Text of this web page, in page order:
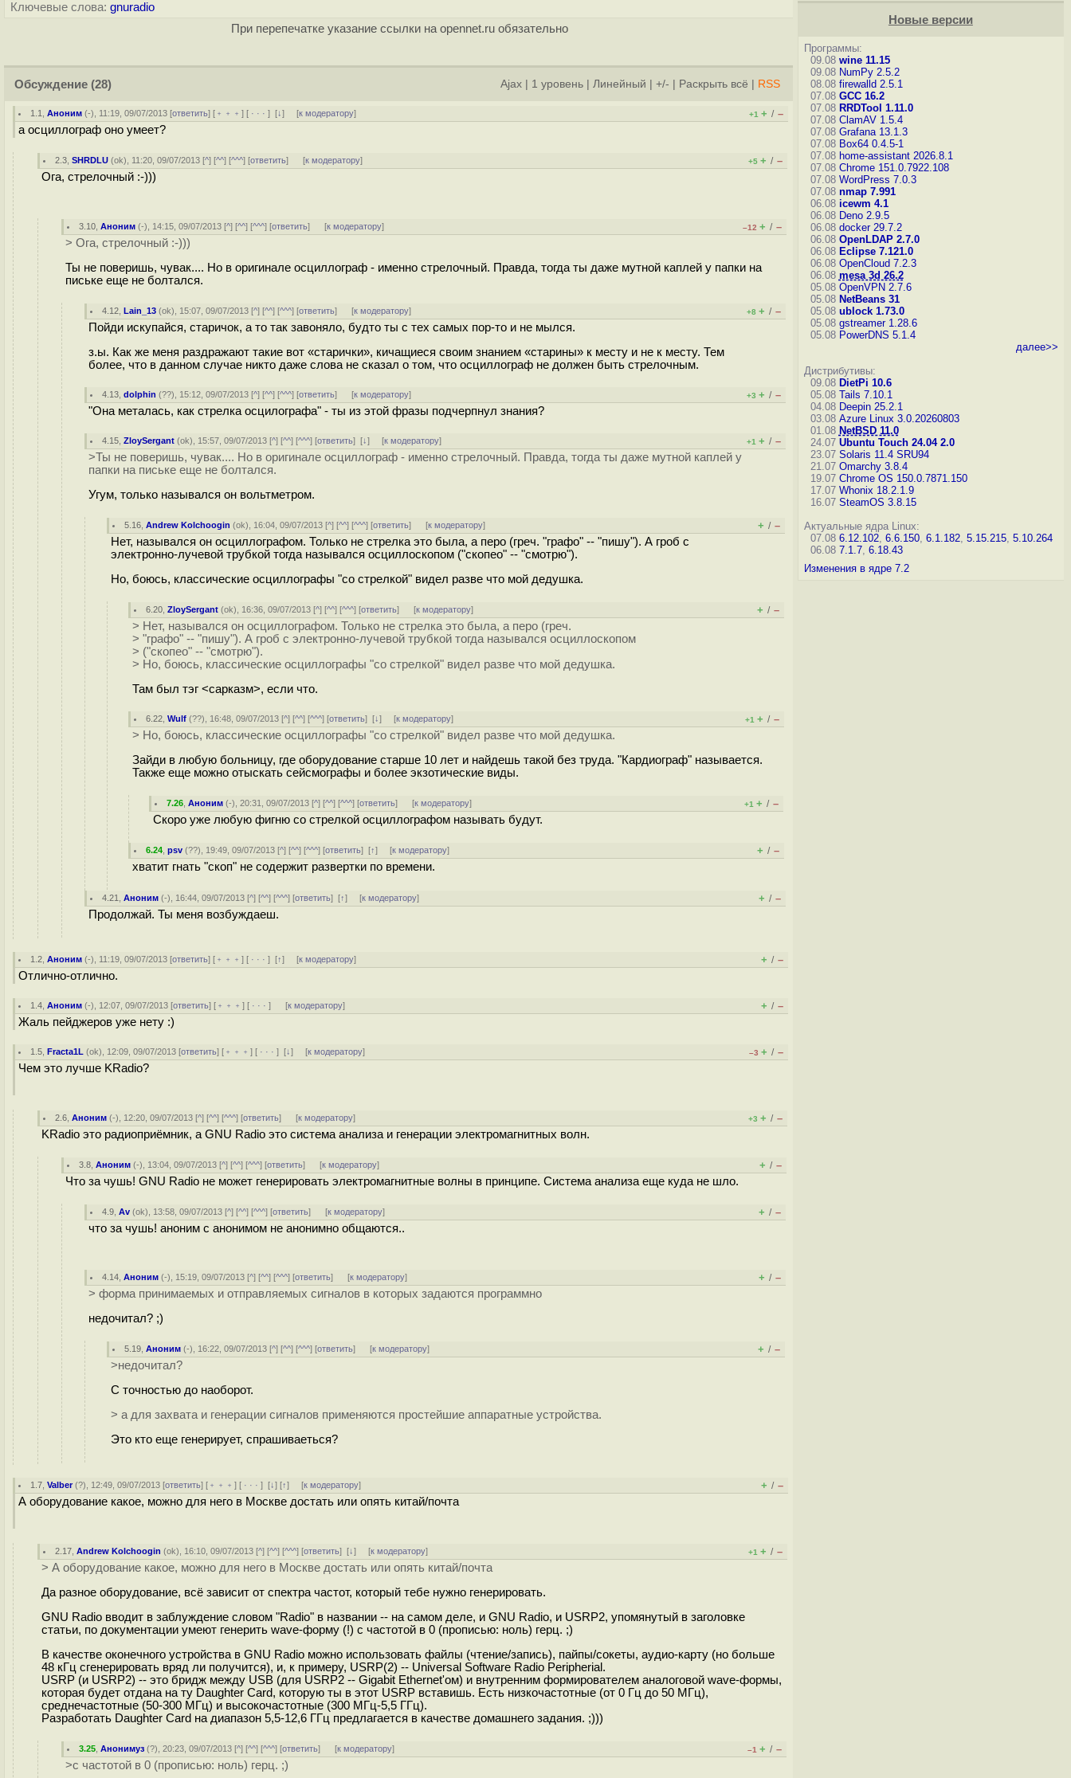
Ключевые слова: gnuradio
При перепечатке указание ссылки на opennet.ru обязательно
Обсуждение (28) Ajax 1 уровень Линейный +/- Раскрыть всё RSS
1.1 ,Аноним (-), 11:19, 09/07/2013 [ответить] [ ﹢﹢﹢] [ · · ·][↓] [к модератору] +1 + / –
а осциллограф оно умеет?
2.3 ,SHRDLU (ok), 11:20, 09/07/2013 [^] [^^] [^^^] [ответить] [к модератору] +5 + / –
Ога, стрелочный :-)))
3.10 ,Аноним (-), 14:15, 09/07/2013 [^] [^^] [^^^] [ответить] [к модератору] –12 + / –
> Ога, стрелочный :-)))
Ты не поверишь, чувак.... Но в оригинале осциллограф - именно стрелочный. Правда, тогда ты даже мутной каплей у папки на
письке еще не болтался.
4.12 ,Lain_13 (ok), 15:07, 09/07/2013 [^] [^^] [^^^] [ответить] [к модератору] +8 + / –
Пойди искупайся, старичок, а то так завоняло, будто ты с тех самых пор-то и не мылся.
з.ы. Как же меня раздражают такие вот «старички», кичащиеся своим знанием «старины» к месту и не к месту. Тем
более, что в данном случае никто даже слова не сказал о том, что осциллограф не должен быть стрелочным.
4.13 ,dolphin (??), 15:12, 09/07/2013 [^] [^^] [^^^] [ответить] [к модератору] +3 + / –
"Она металась, как стрелка осцилографа" - ты из этой фразы подчерпнул знания?
4.15 ,ZloySergant (ok), 15:57, 09/07/2013 [^] [^^] [^^^] [ответить][↓] [к модератору] +1 + / –
>Ты не поверишь, чувак.... Но в оригинале осциллограф - именно стрелочный. Правда, тогда ты даже мутной каплей у
папки на письке еще не болтался.
Угум, только назывался он вольтметром.
5.16 ,Andrew Kolchoogin (ok), 16:04, 09/07/2013 [^] [^^] [^^^] [ответить] [к модератору] + / –
Нет, назывался он осциллографом. Только не стрелка это была, а перо (греч. "графо" -- "пишу"). А гроб с
электронно-лучевой трубкой тогда назывался осциллоскопом ("скопео" -- "смотрю").
Но, боюсь, классические осциллографы "со стрелкой" видел разве что мой дедушка.
6.20 ,ZloySergant (ok), 16:36, 09/07/2013 [^] [^^] [^^^] [ответить] [к модератору] + / –
> Нет, назывался он осциллографом. Только не стрелка это была, а перо (греч.
> "графо" -- "пишу"). А гроб с электронно-лучевой трубкой тогда назывался осциллоскопом
> ("скопео" -- "смотрю").
> Но, боюсь, классические осциллографы "со стрелкой" видел разве что мой дедушка.
Там был тэг <сарказм>, если что.
6.22 ,Wulf (??), 16:48, 09/07/2013 [^] [^^] [^^^] [ответить][↓] [к модератору] +1 + / –
> Но, боюсь, классические осциллографы "со стрелкой" видел разве что мой дедушка.
Зайди в любую больницу, где оборудование старше 10 лет и найдешь такой без труда. "Кардиограф" называется.
Также еще можно отыскать сейсмографы и более экзотические виды.
7.26 ,Аноним (-), 20:31, 09/07/2013 [^] [^^] [^^^] [ответить] [к модератору] +1 + / –
Скоро уже любую фигню со стрелкой осциллографом называть будут.
6.24 ,psv (??), 19:49, 09/07/2013 [^] [^^] [^^^] [ответить][↑] [к модератору] + / –
хватит гнать "скоп" не содержит развертки по времени.
4.21 ,Аноним (-), 16:44, 09/07/2013 [^] [^^] [^^^] [ответить][↑] [к модератору] + / –
Продолжай. Ты меня возбуждаеш.
1.2 ,Аноним (-), 11:19, 09/07/2013 [ответить] [ ﹢﹢﹢] [ · · ·][↑] [к модератору] + / –
Отлично-отлично.
1.4 ,Аноним (-), 12:07, 09/07/2013 [ответить] [ ﹢﹢﹢] [ · · ·] [к модератору] + / –
Жаль пейджеров уже нету :)
1.5 ,Fracta1L (ok), 12:09, 09/07/2013 [ответить] [ ﹢﹢﹢] [ · · ·][↓] [к модератору] –3 + / –
Чем это лучше KRadio?
2.6 ,Аноним (-), 12:20, 09/07/2013 [^] [^^] [^^^] [ответить] [к модератору] +3 + / –
KRadio это радиоприёмник, а GNU Radio это система анализа и генерации электромагнитных волн.
3.8 ,Аноним (-), 13:04, 09/07/2013 [^] [^^] [^^^] [ответить] [к модератору] + / –
Что за чушь! GNU Radio не может генерировать электромагнитные волны в принципе. Система анализа еще куда не шло.
4.9 ,Av (ok), 13:58, 09/07/2013 [^] [^^] [^^^] [ответить] [к модератору] + / –
что за чушь! аноним с анонимом не анонимно общаются..
4.14 ,Аноним (-), 15:19, 09/07/2013 [^] [^^] [^^^] [ответить] [к модератору] + / –
> форма принимаемых и отправляемых сигналов в которых задаются программно
недочитал? ;)
5.19 ,Аноним (-), 16:22, 09/07/2013 [^] [^^] [^^^] [ответить] [к модератору] + / –
>недочитал?
С точностью до наоборот.
> а для захвата и генерации сигналов применяются простейшие аппаратные устройства.
Это кто еще генерирует, спрашиваеться?
1.7 ,Valber(?), 12:49, 09/07/2013 [ответить] [ ﹢﹢﹢] [ · · ·][↓] [↑] [к модератору] + / –
А оборудование какое, можно для него в Москве достать или опять китай/почта
2.17 ,Andrew Kolchoogin (ok), 16:10, 09/07/2013 [^] [^^] [^^^] [ответить][↓] [к модератору] +1 + / –
> А оборудование какое, можно для него в Москве достать или опять китай/почта
Да разное оборудование, всё зависит от спектра частот, который тебе нужно генерировать.
GNU Radio вводит в заблуждение словом "Radio" в названии -- на самом деле, и GNU Radio, и USRP2, упомянутый в заголовке
статьи, по документации умеют генерить wave-форму (!) с частотой в 0 (прописью: ноль) герц. ;)
В качестве оконечного устройства в GNU Radio можно использовать файлы (чтение/запись), пайпы/сокеты, аудио-карту (но больше
48 кГц сгенерировать вряд ли получится), и, к примеру, USRP(2) -- Universal Software Radio Peripherial.
USRP (и USRP2) -- это бридж между USB (для USRP2 -- Gigabit Ethernet'ом) и внутренним формирователем аналоговой wave-формы,
которая будет отдана на ту Daughter Card, которую ты в этот USRP вставишь. Есть низкочастотные (от 0 Гц до 50 МГц),
среднечастотные (50-300 МГц) и высокочастотные (300 МГц-5,5 ГГц).
Разработать Daughter Card на диапазон 5,5-12,6 ГГц предлагается в качестве домашнего задания. ;)))
3.25 ,Анонимуз (?), 20:23, 09/07/2013 [^] [^^] [^^^] [ответить] [к модератору] –1 + / –
>с частотой в 0 (прописью: ноль) герц. ;)
Новые версии
Программы:
09.08 wine 11.15
09.08 NumPy 2.5.2
08.08 firewalld 2.5.1
07.08 GCC 16.2
07.08 RRDTool 1.11.0
07.08 ClamAV 1.5.4
07.08 Grafana 13.1.3
07.08 Box64 0.4.5-1
07.08 home-assistant 2026.8.1
07.08 Chrome 151.0.7922.108
07.08 WordPress 7.0.3
07.08 nmap 7.991
06.08 icewm 4.1
06.08 Deno 2.9.5
06.08 docker 29.7.2
06.08 OpenLDAP 2.7.0
06.08 Eclipse 7.121.0
06.08 OpenCloud 7.2.3
06.08 mesa 3d 26.2
05.08 OpenVPN 2.7.6
05.08 NetBeans 31
05.08 ublock 1.73.0
05.08 gstreamer 1.28.6
05.08 PowerDNS 5.1.4
далее>>
Дистрибутивы:
09.08 DietPi 10.6
05.08 Tails 7.10.1
04.08 Deepin 25.2.1
03.08 Azure Linux 3.0.20260803
01.08 NetBSD 11.0
24.07 Ubuntu Touch 24.04 2.0
23.07 Solaris 11.4 SRU94
21.07 Omarchy 3.8.4
19.07 Chrome OS 150.0.7871.150
17.07 Whonix 18.2.1.9
16.07 SteamOS 3.8.15
Актуальные ядра Linux:
07.08 6.12.102, 6.6.150, 6.1.182, 5.15.215, 5.10.264
06.08 7.1.7, 6.18.43
Изменения в ядре 7.2